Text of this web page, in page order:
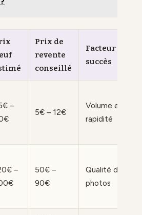
Prix de
revente
conseillé
Facteur de
succès
–
5€ – 12€
Volume et
rapidité
–
50€ –
90€
Qualité des
photos